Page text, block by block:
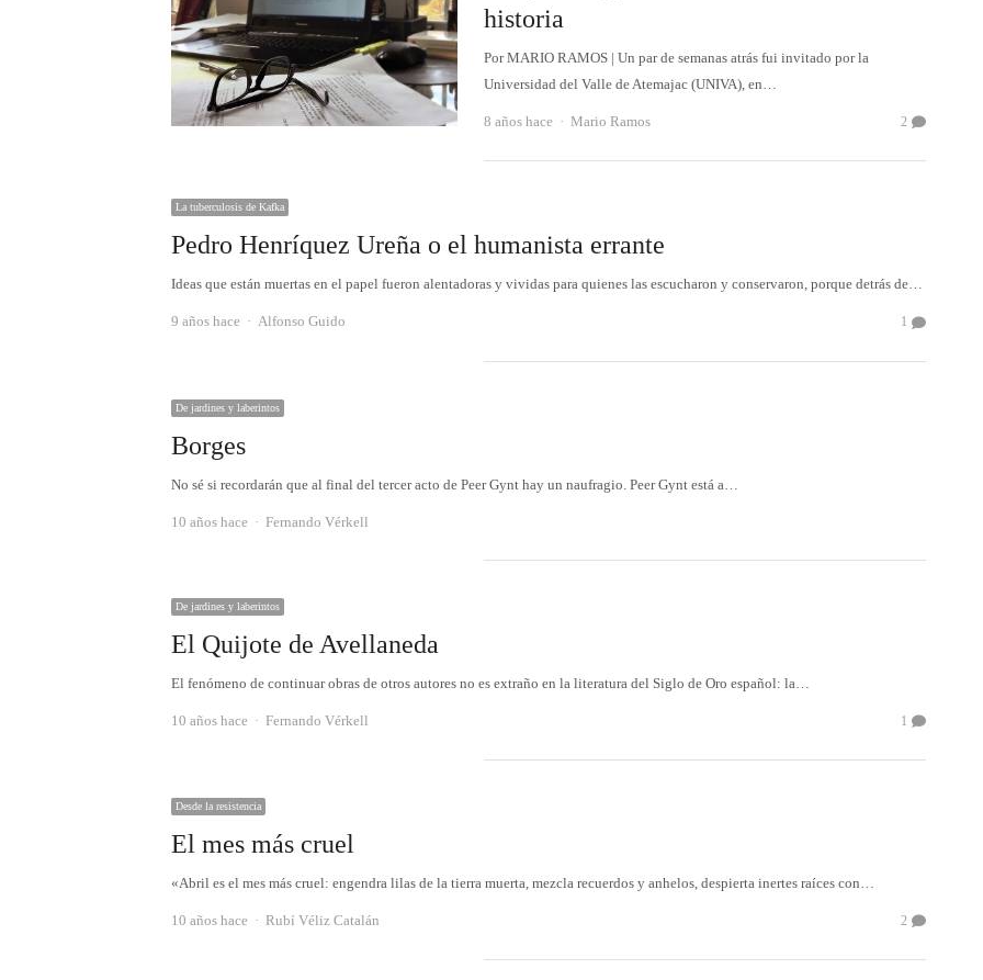
historia
Por MARIO RAMOS | Un par de semanas atrás fui invitado por la
Universidad del Valle de Atemajac (UNIVA), en…
8 años hace Autor
Mario Ramos 2
La tuberculosis de Kafka
Pedro Henríquez Ureña o el humanista errante
Ideas que están muertas en el papel fueron alentadoras y vividas para quienes las escucharon y conservaron, porque detrás de…
9 años hace Autor
Alfonso Guido 1
De jardines y laberintos
Borges
No sé si recordarán que al final del tercer acto de Peer Gynt hay un naufragio. Peer Gynt está a…
10 años hace Autor
Fernando Vérkell
De jardines y laberintos
El Quijote de Avellaneda
El fenómeno de continuar obras de otros autores no es extraño en la literatura del Siglo de Oro español: la…
10 años hace Autor
Fernando Vérkell 1
Desde la resistencia
El mes más cruel
«Abril es el mes más cruel: engendra lilas de la tierra muerta, mezcla recuerdos y anhelos, despierta inertes raíces con…
10 años hace Autor
Rubí Véliz Catalán 2